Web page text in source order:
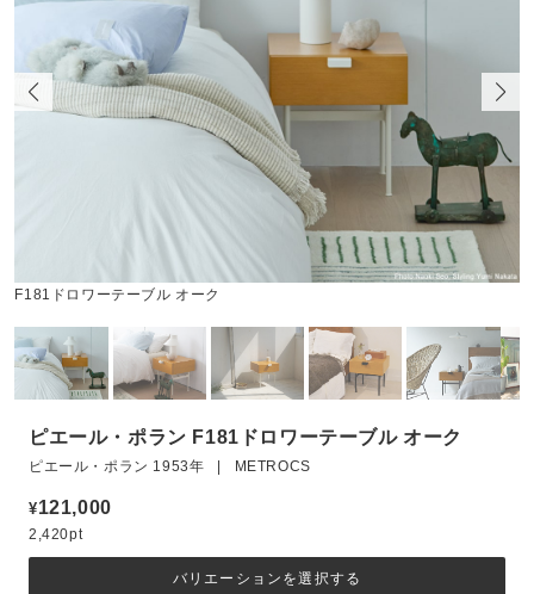
F181ドロワーテーブル オーク
ピエール・ポラン F181ドロワーテーブル オーク
ピエール・ポラン 1953年 | METROCS
¥121,000
2,420pt
バリエーションを選択する